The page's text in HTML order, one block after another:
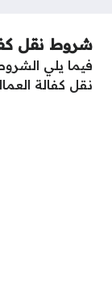
شروط نقل
فيما يلي
نقل كفالة